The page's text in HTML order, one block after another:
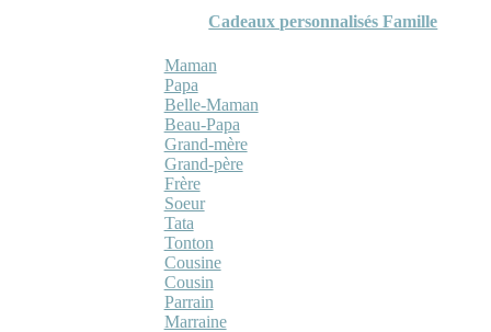
Cadeaux personnalisés Famille
Maman
Papa
Belle-Maman
Beau-Papa
Grand-mère
Grand-père
Frère
Soeur
Tata
Tonton
Cousine
Cousin
Parrain
Marraine